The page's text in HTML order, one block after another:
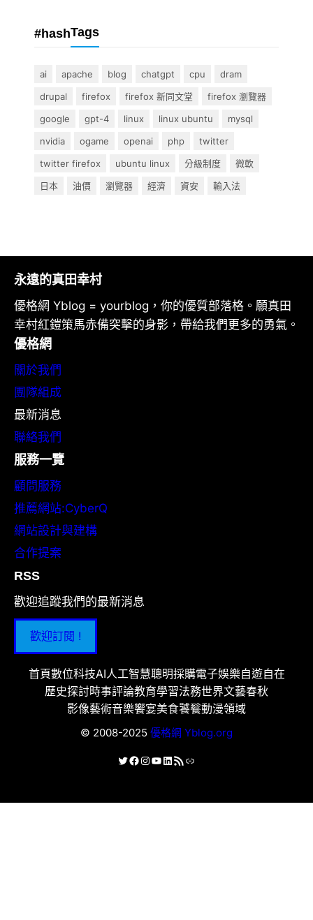
#hashTags
ai apache blog chatgpt cpu
dram
drupal
firefox firefox 新同文堂
firefox 瀏覽器
google
gpt-4 linux linux ubuntu
mysql
nvidia
ogame openai php
twitter
twitter firefox
ubuntu linux 分級制度
微軟
日本
油價 瀏覽器 經濟 資安 輸入法
永遠的真田幸村
優格網 Yblog = yourblog，你的優質部落格。願真田
幸村紅鎧策馬赤備突擊的身影，帶給我們更多的勇氣。
優格網
關於我們
團隊組成
最新消息
聯絡我們
服務一覽
顧問服務
推薦網站:CyberQ
網站設計與建構
合作提案
RSS
歡迎追蹤我們的最新消息
歡迎訂閱 !
首頁數位科技AI人工智慧聰明採購電子娛樂自遊自在
歷史探討時事評論教育學習法務世界文藝春秋
影像藝術音樂饗宴美食饕餮動漫領域
© 2008-2025 優格網 Yblog.org
X Facebook
Instagram
YouTube
LinkedIn
RSS 資訊提供連結